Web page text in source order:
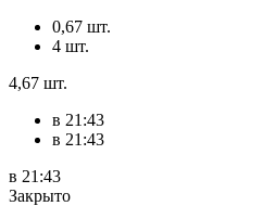
0,67 шт.
4 шт.
4,67 шт.
в 21:43
в 21:43
в 21:43
Закрыто